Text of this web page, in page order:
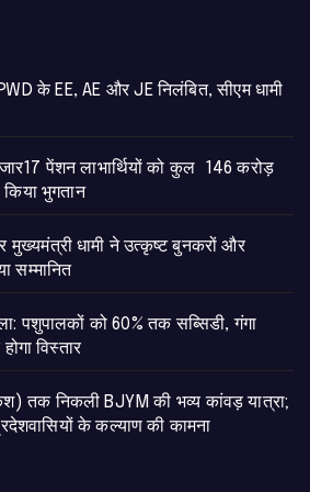
के EE, AE और JE निलंबित, सीएम धामी
पेंशन लाभार्थियों को कुल 146 करोड़
भुगतान
मुख्यमंत्री धामी ने उत्कृष्ट बुनकरों और
सम्मानित
पशुपालकों को 60% तक सब्सिडी, गंगा
विस्तार
तक निकली BJYM की भव्य कांवड़ यात्रा;
के कल्याण की कामना